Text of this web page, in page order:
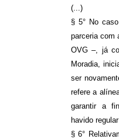
(...)
§ 5° No
parceria com
OVG –, já
Moradia,
ser
refere a
garantir a
havido
§ 6°